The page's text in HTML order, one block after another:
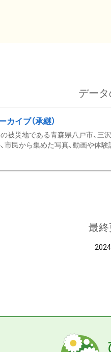
デー
イブ（承継）
被災地である青森県八戸市、三
市民から集めた写真、動画や体
最終